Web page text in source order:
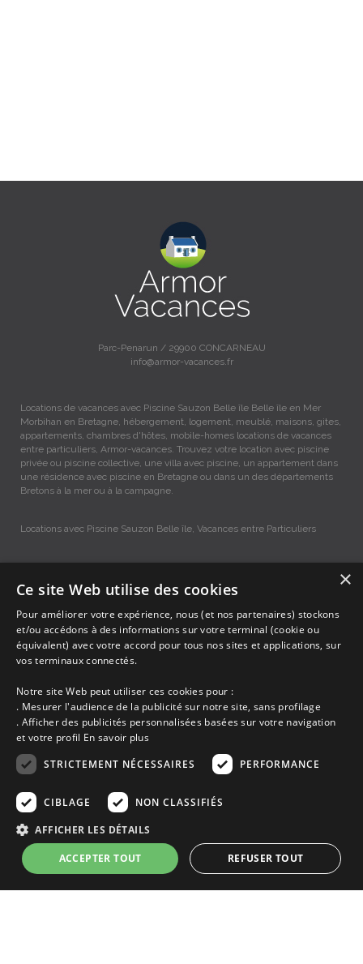
Parc-Penarun / 29900 CONCARNEAU
info@armor-vacances.fr
Locations de vacances avec Piscine Sauzon Belle île Belle île en Mer
Morbihan en Bretagne, hébergement, logement, meublé, maisons, gites,
appartements, chambres d'hôtes, mobile-homes locations de vacances
entre particuliers, Armor-vacances. Trouvez votre location avec piscine
privée ou piscine collective, une villa avec piscine, un appartement dans
une résidence avec piscine en Bretagne ou dans un des départements
Bretons à la mer ou à la campagne.
Locations avec Piscine Sauzon Belle île, Vacances entre Particuliers
Dernières minutes
Promotions
Découvrir les départements bretons
Qui sommes-nous ?
Espace propriétaire
Blog
Conditions générales
Mentions légales
Politique cookies
En partenariat avec Clévacances des Côtes d'Armor et du Finistère,
Clévacances est un label national de référence, réglementé par une charte
touristiques. C'est aussi un réseau de proximité avec une visite tous les 4
×
Ce site Web utilise des cookies
Pour améliorer votre expérience, nous (et nos partenaires) stockons
et/ou accédons à des informations sur votre terminal (cookie ou
équivalent) avec votre accord pour tous nos sites et applications, sur
vos terminaux connectés.
Notre site Web peut utiliser ces cookies pour :
. Mesurer l'audience de la publicité sur notre site, sans profilage
. Afficher des publicités personnalisées basées sur votre navigation
et votre profil En savoir plus
STRICTEMENT NÉCESSAIRES
PERFORMANCE
CIBLAGE NON CLASSIFIÉS
AFFICHER LES DÉTAILS
ACCEPTER TOUT REFUSER TOUT